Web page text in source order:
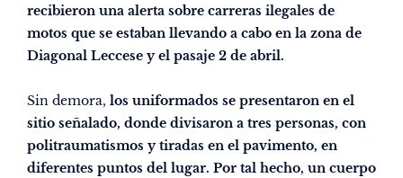
recibieron una alerta sobre carreras ilegales de
motos que se estaban llevando a cabo en la zona de
Diagonal Leccese y el pasaje 2 de abril.
Sin demora, los uniformados se presentaron en el
sitio señalado, donde divisaron a tres personas, con
politraumatismos y tiradas en el pavimento, en
diferentes puntos del lugar. Por tal hecho, un cuerpo